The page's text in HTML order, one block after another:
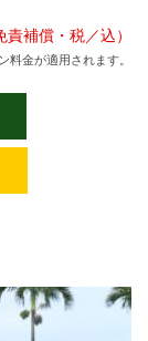
、力強さと洗練
リーSUVです。
フィルムを纏
沖縄の青い空
出します。 街
くく、旅の質を
責補償・税／込）
料金が適用されます。